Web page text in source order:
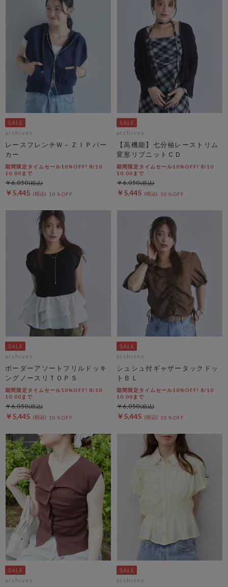
archives
レースフレンチＷ－ＺＩＰパー
カー
期間限定タイムセール10%OFF! 8/10
10:00まで
￥5,445 10％OFF
￥6,050
archives
【高機能】七分袖レーストリム
変形リブニットＣＤ
期間限定タイムセール10%OFF! 8/10
10:00まで
￥5,445 10％OFF
￥6,050
archives
ボーダーアソートフリルドッキ
ングノースリＴＯＰＳ
期間限定タイムセール10%OFF! 8/10
10:00まで
￥5,445 10％OFF
￥6,050
archives
シュシュ付ギャザータックドッ
トＢＬ
期間限定タイムセール10%OFF! 8/10
10:00まで
￥5,445 10％OFF
￥6,050
archives archives